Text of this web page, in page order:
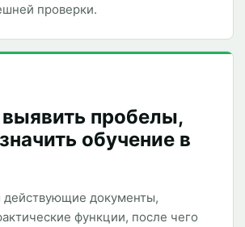
проверки.
пробелы,
обучение в
действующие документы,
функции, после чего